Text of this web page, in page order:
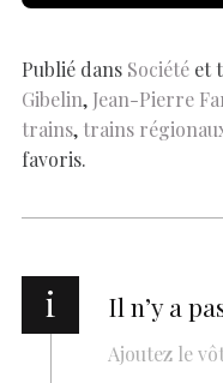
o
k
p
p
Publié dans Société et
Gibelin, Jean-Pierre
trains, trains
favoris.
i Il n’y a
Ajoutez le